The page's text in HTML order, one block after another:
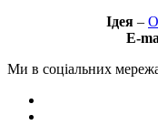
Ідея –
E-
Ми в соціальних